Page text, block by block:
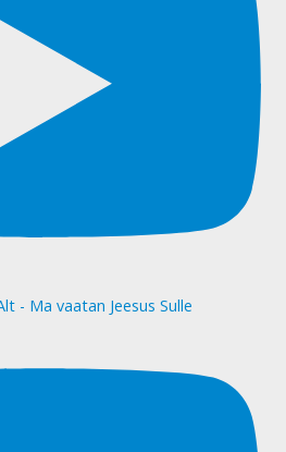
- Ma vaatan Jeesus Sulle